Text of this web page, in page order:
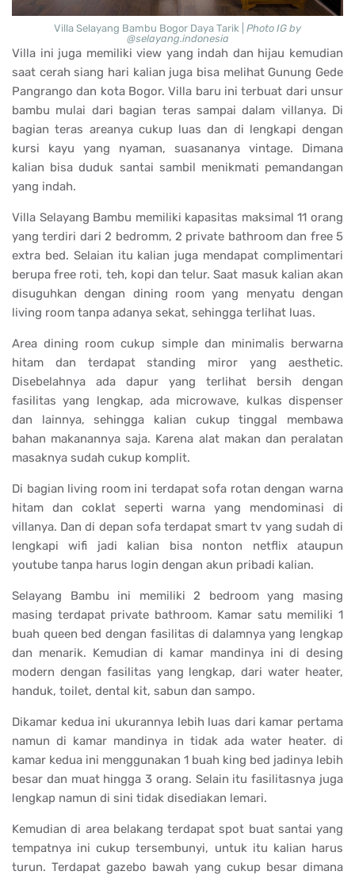
Villa Selayang Bambu Bogor Daya Tarik | Photo IG by
@selayang.indonesia
Villa ini juga memiliki view yang indah dan hijau kemudian
saat cerah siang hari kalian juga bisa melihat Gunung Gede
Pangrango dan kota Bogor. Villa baru ini terbuat dari unsur
bambu mulai dari bagian teras sampai dalam villanya. Di
bagian teras areanya cukup luas dan di lengkapi dengan
kursi kayu yang nyaman, suasananya vintage. Dimana
kalian bisa duduk santai sambil menikmati pemandangan
yang indah.
Villa Selayang Bambu memiliki kapasitas maksimal 11 orang
yang terdiri dari 2 bedromm, 2 private bathroom dan free 5
extra bed. Selaian itu kalian juga mendapat complimentari
berupa free roti, teh, kopi dan telur. Saat masuk kalian akan
disuguhkan dengan dining room yang menyatu dengan
living room tanpa adanya sekat, sehingga terlihat luas.
Area dining room cukup simple dan minimalis berwarna
hitam dan terdapat standing miror yang aesthetic.
Disebelahnya ada dapur yang terlihat bersih dengan
fasilitas yang lengkap, ada microwave, kulkas dispenser
dan lainnya, sehingga kalian cukup tinggal membawa
bahan makanannya saja. Karena alat makan dan peralatan
masaknya sudah cukup komplit.
Di bagian living room ini terdapat sofa rotan dengan warna
hitam dan coklat seperti warna yang mendominasi di
villanya. Dan di depan sofa terdapat smart tv yang sudah di
lengkapi wifi jadi kalian bisa nonton netflix ataupun
youtube tanpa harus login dengan akun pribadi kalian.
Selayang Bambu ini memiliki 2 bedroom yang masing
masing terdapat private bathroom. Kamar satu memiliki 1
buah queen bed dengan fasilitas di dalamnya yang lengkap
dan menarik. Kemudian di kamar mandinya ini di desing
modern dengan fasilitas yang lengkap, dari water heater,
handuk, toilet, dental kit, sabun dan sampo.
Dikamar kedua ini ukurannya lebih luas dari kamar pertama
namun di kamar mandinya in tidak ada water heater. di
kamar kedua ini menggunakan 1 buah king bed jadinya lebih
besar dan muat hingga 3 orang. Selain itu fasilitasnya juga
lengkap namun di sini tidak disediakan lemari.
Kemudian di area belakang terdapat spot buat santai yang
tempatnya ini cukup tersembunyi, untuk itu kalian harus
turun. Terdapat gazebo bawah yang cukup besar dimana